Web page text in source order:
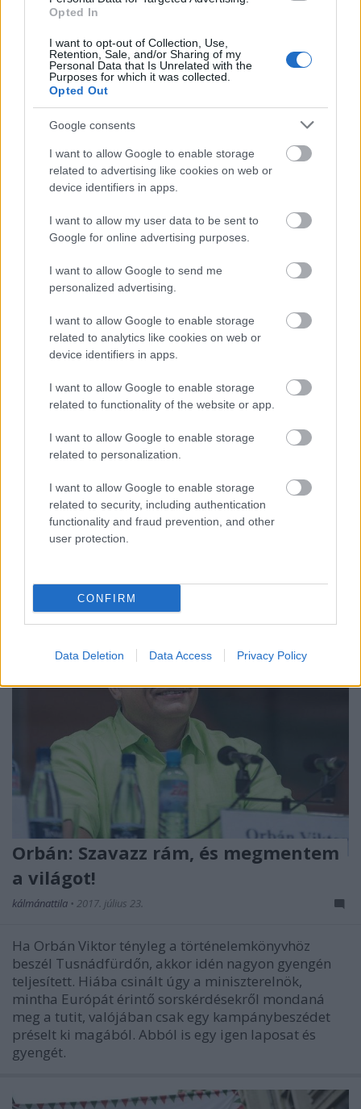
Opted In
I want to opt-out of Collection, Use,
Retention, Sale, and/or Sharing of my
Personal Data that Is Unrelated with the
Purposes for which it was collected.
Opted Out
Google consents
I want to allow Google to enable storage
related to advertising like cookies on web or
device identifiers in apps.
I want to allow my user data to be sent to
Google for online advertising purposes.
I want to allow Google to send me
personalized advertising.
I want to allow Google to enable storage
related to analytics like cookies on web or
device identifiers in apps.
I want to allow Google to enable storage
related to functionality of the website or app.
I want to allow Google to enable storage
related to personalization.
I want to allow Google to enable storage
related to security, including authentication
functionality and fraud prevention, and other
user protection.
CONFIRM
Data Deletion Data Access Privacy Policy
probléma. Hősünk szerelmes a népszerűségbe, és
mivel okos, pontosan tudja, hogy saját
rajongótáborát…
5 eshetőség, ami miatt a Fidesz
puccsot, zavargásokat, forradalmat
vizionál őszre
Vezető fideszes politikusok egymásra licitálva
nyilatkoznak az elmúlt hetekben kormányellenes
kiképző táborokról, Soros György által tervezett
puccskísérletről, az alkotmányos rend jövendő
megdöntésére szőtt tervekről. Nem kétséges, hogy a
kormánypártiak egy központilag tervezett
Orbán: Szavazz rám, és megmentem
a világot!
kálmánattila • 2017. július 23.
Ha Orbán Viktor tényleg a történelemkönyvhöz
beszél Tusnádfürdőn, akkor idén nagyon gyengén
teljesített. Hiába csinált úgy a miniszterelnök,
mintha Európát érintő sorskérdésekről mondaná
meg a tutit, valójában csak egy kampánybeszédet
préselt ki magából. Abból is egy igen laposat és
gyengét.